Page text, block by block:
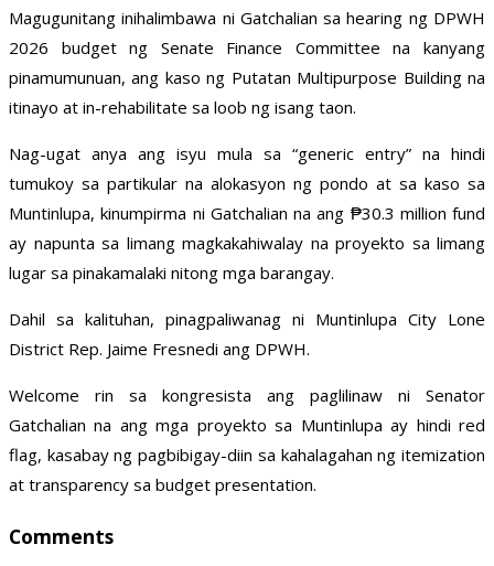
Magugunitang inihalimbawa ni Gatchalian sa hearing ng DPWH
2026 budget ng Senate Finance Committee na kanyang
pinamumunuan, ang kaso ng Putatan Multipurpose Building na
itinayo at in-rehabilitate sa loob ng isang taon.
Nag-ugat anya ang isyu mula sa “generic entry” na hindi
tumukoy sa partikular na alokasyon ng pondo at sa kaso sa
Muntinlupa, kinumpirma ni Gatchalian na ang ₱30.3 million fund
ay napunta sa limang magkakahiwalay na proyekto sa limang
lugar sa pinakamalaki nitong mga barangay.
Dahil sa kalituhan, pinagpaliwanag ni Muntinlupa City Lone
District Rep. Jaime Fresnedi ang DPWH.
Welcome rin sa kongresista ang paglilinaw ni Senator
Gatchalian na ang mga proyekto sa Muntinlupa ay hindi red
flag, kasabay ng pagbibigay-diin sa kahalagahan ng itemization
at transparency sa budget presentation.
Comments